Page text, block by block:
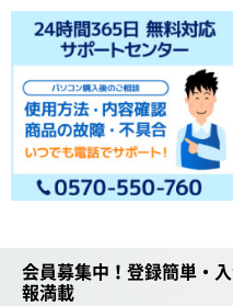
会員募集中！登録簡単・
報満載